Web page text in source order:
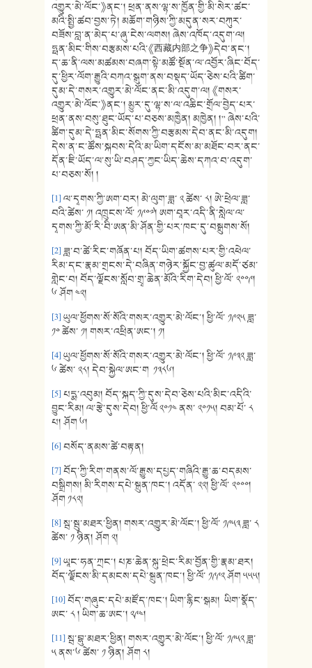
འགྱུར་མེ་ལོང་》ནང་། ཕྲན་ནས་ལྷ་ས་ཁྱོན་གྱི་མི་སེར་ཚང་
མའི་སྤྱི་ཚབ་བྱས་ཏེ། མཆོག་གཉིས་ཀྱི་མདུན་སར་བཀུར་
བཟོས་བླ་ན་མེད་པ་ཞུ་ངེས་ལགས། ཞེས་འཁོད་འདུག་ལ།
ཧྥན་མིང་གིས་བརྩམས་པའི་《西藏内部之争》དེབ་ནང་།
ད་ཆ་ནི་ལས་མཚམས་བཞག་སྟེ་མཚོ་སྔོན་ལ་འབྱོར་ཞིང་བོད་
དུ་ཕྱིར་ལོག་རྒྱུའི་བཀའ་སྒུག་ནས་བསྡད་ཡོད་ཅེས་པའི་ཚིག་
དུམ་དེ་གསར་འགྱུར་མེ་ལོང་ནང་མི་འདུག་ལ། 《གསར་
འགྱུར་མེ་ལོང་》ནང་། མྱུར་དུ་ལྷ་ས་ལ་འཆིང་གྲོལ་བྱེད་པར་
ཕྲན་ནས་བསུ་ཐུང་ཡོད་པ་བཅས་མཁྱཻན། མཁྱེན། །” ཞེས་པའི་
ཚིག་དུམ་དེ་ཧྥན་མིང་སོགས་ཀྱི་བརྩམས་དེབ་ནང་མི་འདུག།
དེས་ན་ང་ཚོས་སྐབས་དེའི་མ་ཡིག་དངོས་མ་མཐོང་བར་ནང་
དོན་ཇི་ཡོད་ལ་སུ་ཡི་བཤད་ཀྱང་ཡིད་ཆེས་དཀའ་བ་འདུག་
པ་བཅས་སོ། །
[1]ལ་དྭགས་ཀྱི་ཨག་བར། མེ་ལུག་ཟླ་ ༢ ཚེས་ ༨། ཨེ་ཕྲེལ་ཟླ་
བའི་ཚེས་ ༡། འཁྲུངས་ལོ་ ༡༩༠༧། ཨག་བཱར་འདི་ནི་སླེལ་ལ་
དྭགས་ཀྱི་མོ་རི་བི་ཨན་མི་ཤོན་གྱི་པར་ཁང་དུ་བསྒྲུགས་སོ།
[2]ཟླ་བ་ཚེ་རིང་གཞོན་པ། བོད་ཡིག་ཚགས་པར་གྱི་འཕེལ་
རིམ་དང་རྣམ་གྲངས་དེ་བཞིན་གཉེར་སྐྱོང་བྱ་ཚུལ་མདོ་ཙམ་
གླེང་བ། བོད་ལྗོངས་སློབ་གྲྭ་ཆེན་མོའི་རིག་དེབ། ཕྱི་ལོ་ ༢༠༠༩།
༦ ཤོག ༤༢།
[3]ཡུལ་ཕྱོགས་སོ་སོའི་གསར་འགྱུར་མེ་ལོང་། ཕྱི་ལོ་ ༡༩༢༥ ཟླ་
༡༠ ཚེས་ ༡། གསར་འཕྲིན་ཨང་། ༡།
[4]ཡུལ་ཕྱོགས་སོ་སོའི་གསར་འགྱུར་མེ་ལོང་། ཕྱི་ལོ་ ༡༩༣༢ ཟླ་
༦ ཚེས་ ༢༨། དེབ་སྐྱེལ་ཨང་ག ༡༣༨༦།
[5]པདྨ་འབུམ། བོད་སྐད་ཀྱི་དུས་དེབ་ཅེས་པའི་མིང་འདིའི་
བྱུང་རིམ། ལ་རྩེ་དུས་དེབ། ཕྱི་ལོ ༢༠༡༤ ནས་ ༢༠༡༥། བམ་པོ་ ༨
པ། ཤོག ༦།
[6]བསོད་ནམས་ཚེ་བརྟན།
[7]བོད་ཀྱི་རིག་གནས་ལོ་རྒྱུས་དཔྱད་གཞིའི་རྒྱུ་ཆ་བདམས་
བསྒྲིགས། མི་རིགས་དཔེ་སྐྲུན་ཁང་། འདོན་ ༢༢། ཕྱི་ལོ་ ༢༠༠༠།
ཤོག ༡༨༢།
[8]སྦ་སྦུ་མཐར་ཕྱིན། གསར་འགྱུར་མེ་ལོང་། ཕྱི་ལོ་ ༡༩༥༣ ཟླ་ ༨
ཚེས་ ༡ ཉིན། ཤོག ༢།
[9]ཡཱང་ཧན་ཀྲང་། པཎ་ཆེན་སྐུ་ཕྲེང་རིམ་བྱོན་གྱི་རྣམ་ཐར།
བོད་ལྗོངས་མི་དམངས་དཔེ་སྐྲུན་ཁང་། ཕྱི་ལོ་ ༡༩༩༢ ཤོག ༥༥༥།
[10]བོད་གཞུང་དཔེ་མཛོད་ཁང་། ཡིག་རྙིང་སྒམ། ཡིག་སྣོད་
ཨང་ ༨ ། ཡིག་ཆ་ཨང་། ༢༩༤།
[11]སྦ་བྷུ་མཐར་ཕྱིན། གསར་འགྱུར་མེ་ལོང་། ཕྱི་ལོ་ ༡༩༥༢ ཟླ་
༥ ནས་༦ ཚེས་ ༡ ཉིན། ཤོག ༨།